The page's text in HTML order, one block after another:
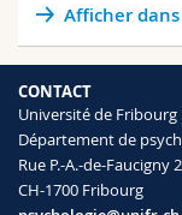
Afficher
CONTACT
Université de Fribourg
Département de
Rue P.-A.-de-Faucigny 2
CH-1700 Fribourg